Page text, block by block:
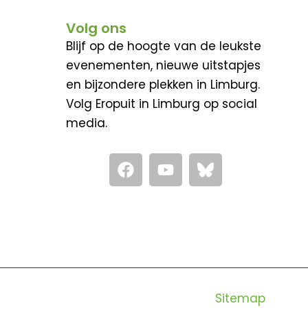
Volg ons
Blijf op de hoogte van de leukste
evenementen, nieuwe uitstapjes
en bijzondere plekken in Limburg.
Volg Eropuit in Limburg op social
media.
F
a
c
k
Y
o
u
Sitemap